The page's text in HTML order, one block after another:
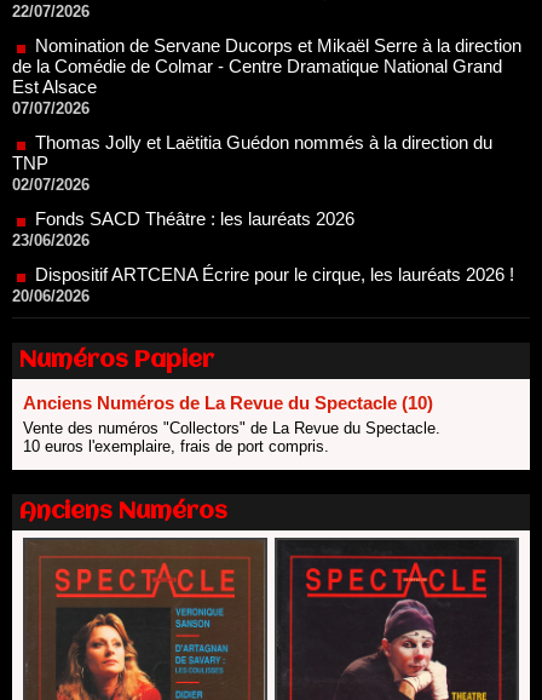
07/07/2026
Thomas Jolly et Laëtitia Guédon nommés à la direction du
TNP
02/07/2026
23/06/2026
Dispositif ARTCENA Écrire pour le cirque, les lauréats 2026 !
Le palmarès des prix SACD 2026
Les 10 lauréats du Fonds Grandes Formes Théâtre 2026
SACD
13/06/2026
Nomination de Nathalie Garraud et Olivier Saccomano à la
direction du Théâtre de Gennevilliers - CDN
13/06/2026
Dispositif SACD Auteurs d'espaces : les lauréats 2026
18/03/2026
Numéros Papier
Anciens Numéros de La Revue du Spectacle (10)
Vente des numéros "Collectors" de La Revue du Spectacle.
10 euros l'exemplaire, frais de port compris.
Anciens Numéros